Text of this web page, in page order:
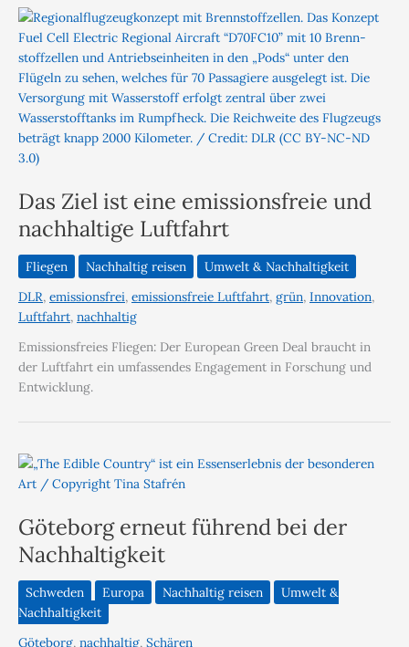
Das Ziel ist eine emissionsfreie und
nachhaltige Luftfahrt
Fliegen Nachhaltig reisen
Umwelt & Nachhaltigkeit
DLR, emissionsfrei, emissionsfreie Luftfahrt, grün, Innovation,
Luftfahrt, nachhaltig
Emissionsfreies Fliegen: Der European Green Deal braucht in
der Luftfahrt ein umfassendes Engagement in Forschung und
Entwicklung.
Göteborg erneut führend bei der
Nachhaltigkeit
Schweden Europa Nachhaltig reisen
Umwelt &
Nachhaltigkeit
Göteborg, nachhaltig, Schären